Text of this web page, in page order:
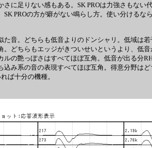
さに足りない感もある。SK PROは力強さもな
SK PROの方が癖がない鳴らし方。使い分ける
た音。どちらも低音よりのドンシャリ。低域は
。どちらもエッジがきついせいというより、低
ルの艶っぽさはすべてほぼ互角。低音が出る分
込み系の音の表現すべてほぼ互角。得意分野は
ば十分の機種。